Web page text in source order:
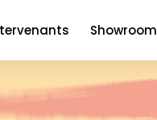
Showroom